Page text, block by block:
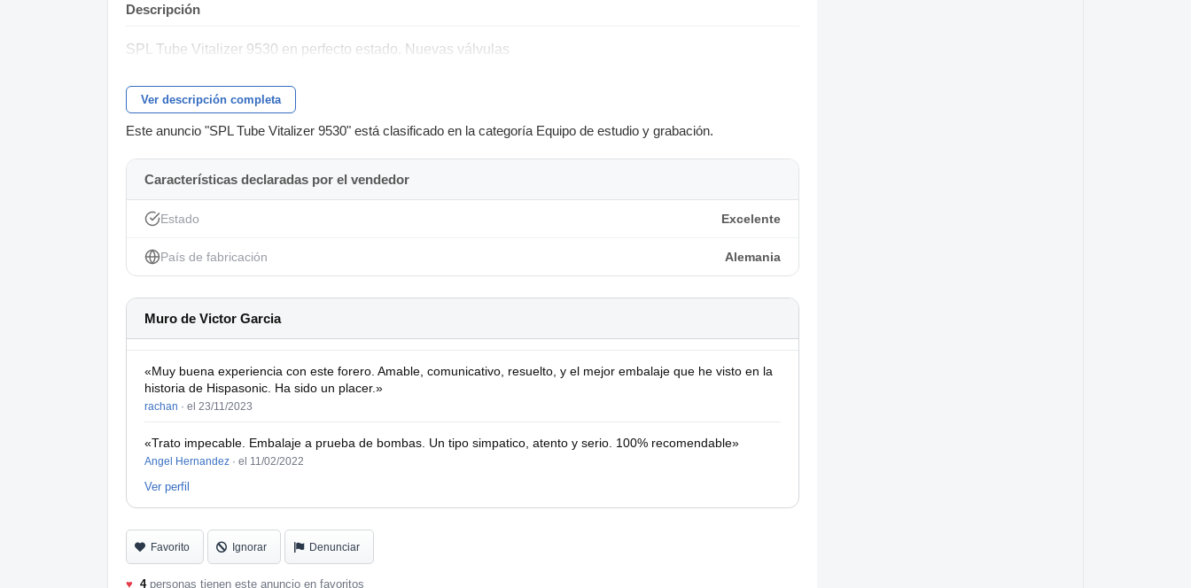
Descripción
SPL Tube Vitalizer 9530 en perfecto estado. Nuevas válvulas
Ver descripción completa
Este anuncio "SPL Tube Vitalizer 9530" está clasificado en la categoría Equipo de estudio y grabación.
Características declaradas por el vendedor
Estado Excelente
País de fabricación Alemania
Muro de Victor Garcia
«Muy buena experiencia con este forero. Amable, comunicativo, resuelto, y el mejor embalaje que he visto en la
historia de Hispasonic. Ha sido un placer.»
rachan · el 23/11/2023
«Trato impecable. Embalaje a prueba de bombas. Un tipo simpatico, atento y serio. 100% recomendable»
Angel Hernandez · el 11/02/2022
Ver perfil
Favorito Ignorar Denunciar
♥ 4personas tienen este anuncio en favoritos